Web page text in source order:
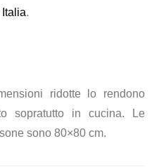
Italia.
ridotte lo rendono
sopratutto in cucina. Le
sono 80×80 cm.